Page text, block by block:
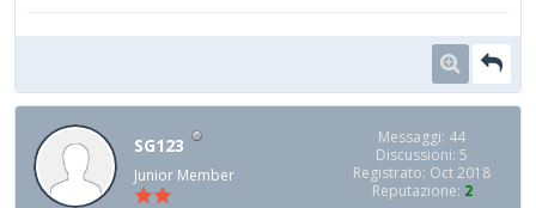
SG123
Junior Member
Messaggi: 44
Discussioni: 5
Registrato: Oct 2018
Reputazione: 2